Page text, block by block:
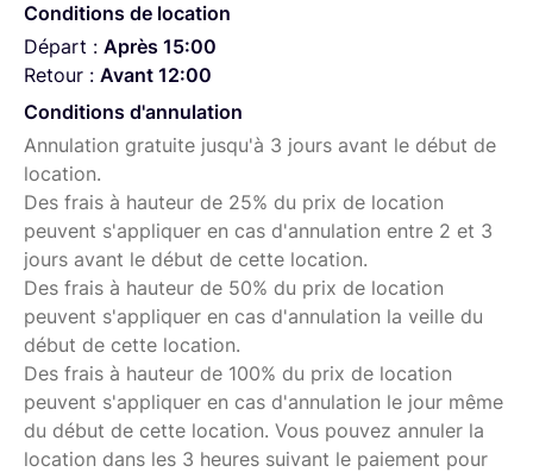
Conditions de location
Départ : Après 15:00
Retour : Avant 12:00
Conditions d'annulation
Annulation gratuite jusqu'à 3 jours avant le début de
location.
Des frais à hauteur de 25% du prix de location
peuvent s'appliquer en cas d'annulation entre 2 et 3
jours avant le début de cette location.
Des frais à hauteur de 50% du prix de location
peuvent s'appliquer en cas d'annulation la veille du
début de cette location.
Des frais à hauteur de 100% du prix de location
peuvent s'appliquer en cas d'annulation le jour même
du début de cette location. Vous pouvez annuler la
location dans les 3 heures suivant le paiement pour